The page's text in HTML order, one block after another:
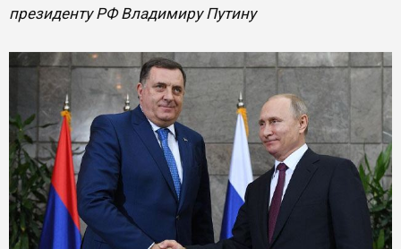
президенту РФ Владимиру Путину